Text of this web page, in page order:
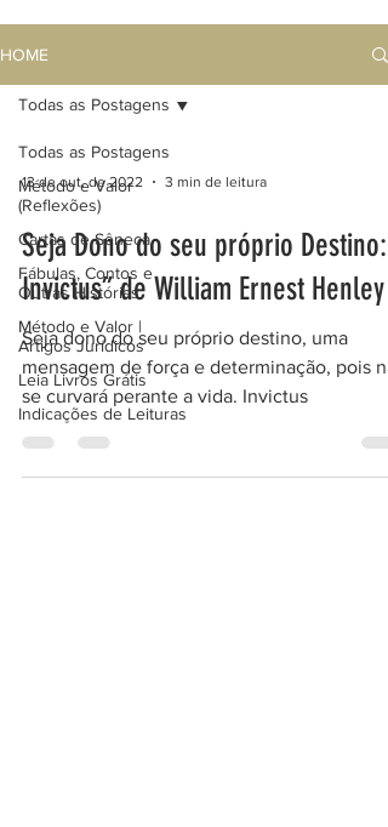
HOME
Todas as Postagens
Método e Valor
(Reflexões)
Cartas de Sêneca
Fábulas, Contos e
Outras Histórias
Método e Valor |
Artigos Jurídicos
Leia Livros Grátis
Indicações de Leituras
Todas as Postagens
13 de out. de 2022 3 min de leitura
Seja Dono do seu próprio Destino:
Invictus” de William Ernest Henley
Seja dono do seu próprio destino, uma
mensagem de força e determinação, pois
se curvará perante a vida. Invictus